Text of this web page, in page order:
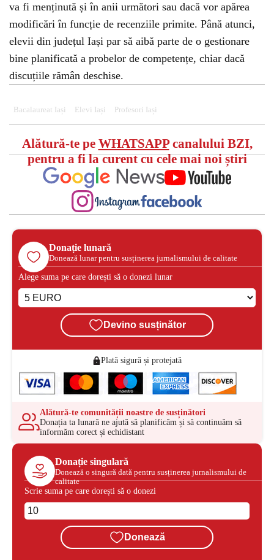
va fi menținută și în anii următori sau dacă vor apărea
modificări în funcție de recenziile primite. Până atunci,
elevii din județul Iași par să aibă parte de o gestionare
bine planificată a probelor de competențe, chiar dacă
discuțiile rămân deschise.
Bacalaureat Iași Elevi Iași Profesori Iași
Alătură-te pe WHATSAPPcanalului BZI,
pentru a fi la curent cu cele mai noi știri
Donație lunară
Donează lunar pentru susținerea jurnalismului de calitate
Alege suma pe care dorești să o donezi lunar
Devino susținător
Plată sigură și protejată
Alătură-te comunității noastre de susținători
Donația ta lunară ne ajută să planificăm și să continuăm să
informăm corect și echidistant
Donație singulară
Donează o singură dată pentru susținerea jurnalismului de
calitate
Scrie suma pe care dorești să o donezi
Donează